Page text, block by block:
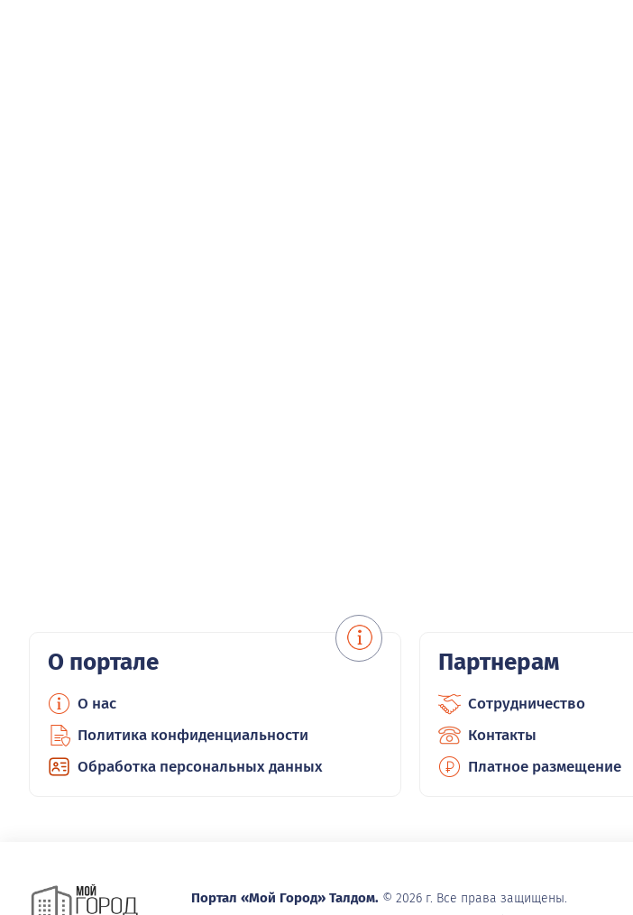
О портале
О нас
Политика конфиденциальности
Обработка персональных данных
Партнерам
Сотрудничество
Контакты
Платное размещение
Портал «Мой Город» Талдом. © 2026 г. Все права защищены.